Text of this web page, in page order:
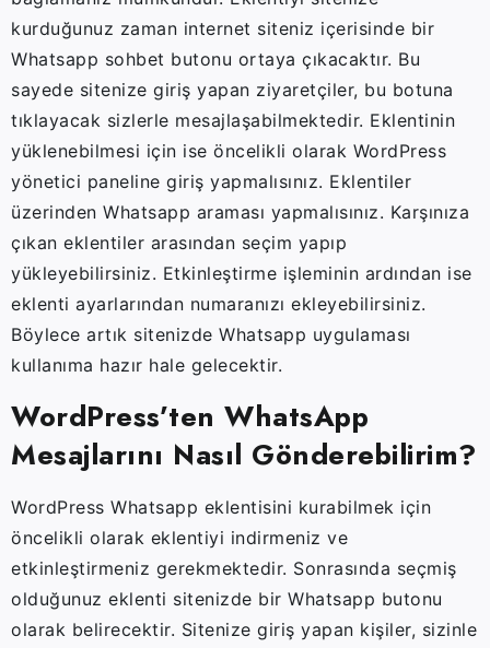
kurduğunuz zaman internet siteniz içerisinde bir
Whatsapp sohbet butonu ortaya çıkacaktır. Bu
sayede sitenize giriş yapan ziyaretçiler, bu botuna
tıklayacak sizlerle mesajlaşabilmektedir. Eklentinin
yüklenebilmesi için ise öncelikli olarak WordPress
yönetici paneline giriş yapmalısınız. Eklentiler
üzerinden Whatsapp araması yapmalısınız. Karşınıza
çıkan eklentiler arasından seçim yapıp
yükleyebilirsiniz. Etkinleştirme işleminin ardından ise
eklenti ayarlarından numaranızı ekleyebilirsiniz.
Böylece artık sitenizde Whatsapp uygulaması
kullanıma hazır hale gelecektir.
WordPress’ten WhatsApp
Mesajlarını Nasıl Gönderebilirim?
WordPress Whatsapp eklentisini kurabilmek için
öncelikli olarak eklentiyi indirmeniz ve
etkinleştirmeniz gerekmektedir. Sonrasında seçmiş
olduğunuz eklenti sitenizde bir Whatsapp butonu
olarak belirecektir. Sitenize giriş yapan kişiler, sizinle